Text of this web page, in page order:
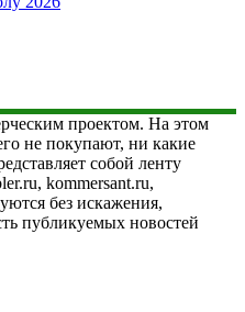
проектом. На этом
не покупают, ни какие
собой ленту
kommersant.ru,
без искажения,
публикуемых новостей